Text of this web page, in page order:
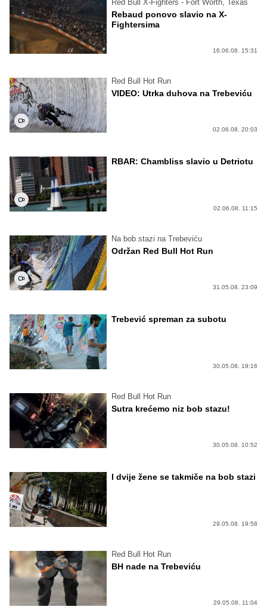
Red Bull X-Fighters - Fort Worth, Texas
Rebaud ponovo slavio na X-
Fightersima
16.06.08. 15:31
Red Bull Hot Run
VIDEO: Utrka duhova na Trebeviću
02.06.08. 20:03
RBAR: Chambliss slavio u Detriotu
02.06.08. 11:15
Na bob stazi na Trebeviću
Održan Red Bull Hot Run
31.05.08. 23:09
Trebević spreman za subotu
30.05.08. 19:16
Red Bull Hot Run
Sutra krećemo niz bob stazu!
30.05.08. 10:52
I dvije žene se takmiče na bob stazi
29.05.08. 19:58
Red Bull Hot Run
BH nade na Trebeviću
29.05.08. 11:04